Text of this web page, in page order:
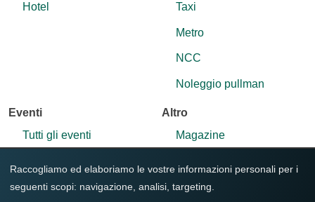
Raccogliamo ed elaboriamo le vostre informazioni personali per i
seguenti scopi: navigazione, analisi, targeting
Hotel
Taxi
Metro
NCC
Noleggio pullman
Eventi
Tutti gli eventi
Altro
Magazine